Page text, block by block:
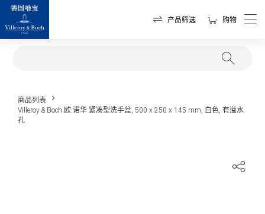
产品筛选 购物
商品列表
Villeroy & Boch 欧.诺华 紧凑型洗手盆, 500 x 250 x 145 mm, 白色, 有溢水
孔